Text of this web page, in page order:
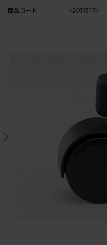
商品コード （20193117）